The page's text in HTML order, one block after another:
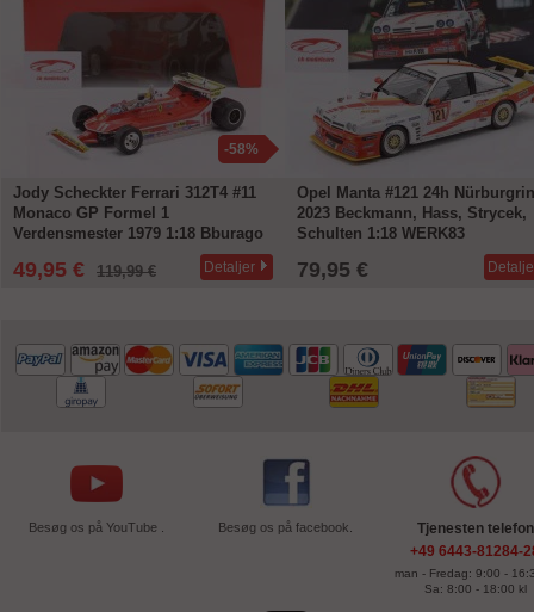
-58%
Jody Scheckter Ferrari 312T4 #11
Monaco GP Formel 1
Verdensmester 1979 1:18 Bburago
49,95 € 119,99 € Detaljer
Opel Manta #121 24h
2023 Beckmann, Hass, Strycek,
Schulten 1:18 WERK83
79,95 €
Besøg os på YouTube . Besøg os på facebook.
Tjenesten telefon
+49 6443-81284-
man - Fredag: 9:00 -
Sa: 8:00 - 18:00 kl